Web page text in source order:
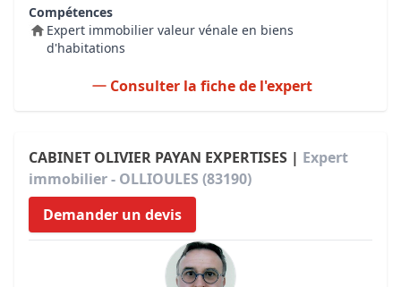
Compétences
Expert immobilier valeur vénale en biens
d'habitations
Consulter la fiche de l'expert
CABINET OLIVIER PAYAN EXPERTISES | Expert
immobilier - OLLIOULES (83190)
Demander un devis